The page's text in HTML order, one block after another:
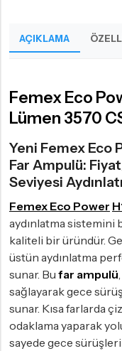
AÇIKLAMA
Femex Eco
Lümen 3570
Yeni Femex Eco
Far Ampulü:
Seviyesi
Femex Eco Power
aydınlatma sistemini
kaliteli bir üründür.
üstün aydınlatma
sunar. Bu far ampulü
sağlayarak gece
sunar. Kısa farlarda
odaklama yaparak
sayede gece